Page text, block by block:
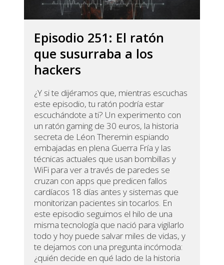
Episodio 251: El ratón
que susurraba a los
hackers
¿Y si te dijéramos que, mientras escuchas
este episodio, tu ratón podría estar
escuchándote a ti? Un experimento con
un ratón gaming de 30 euros, la historia
secreta de Léon Theremin espiando
embajadas en plena Guerra Fría y las
técnicas actuales que usan bombillas y
WiFi para ver a través de paredes se
cruzan con apps que predicen fallos
cardíacos 18 días antes y sistemas que
monitorizan pacientes sin tocarlos. En
este episodio seguimos el hilo de una
misma tecnología que nació para vigilarlo
todo y hoy puede salvar miles de vidas, y
te dejamos con una pregunta incómoda:
¿quién decide en qué lado de la historia